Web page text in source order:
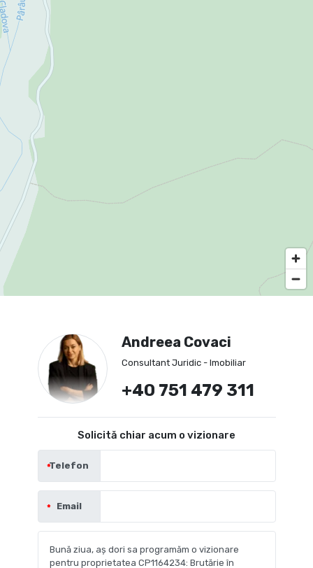
Andreea Covaci
Consultant Juridic - Imobiliar
+40 751 479 311
Solicită chiar acum o vizionare
Telefon
Email